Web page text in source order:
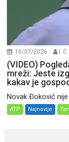
10/07/2026 I. Ć.
(VIDEO)
mreži: Jeste
kakav je
Novak Đoković
ATP Najnovije